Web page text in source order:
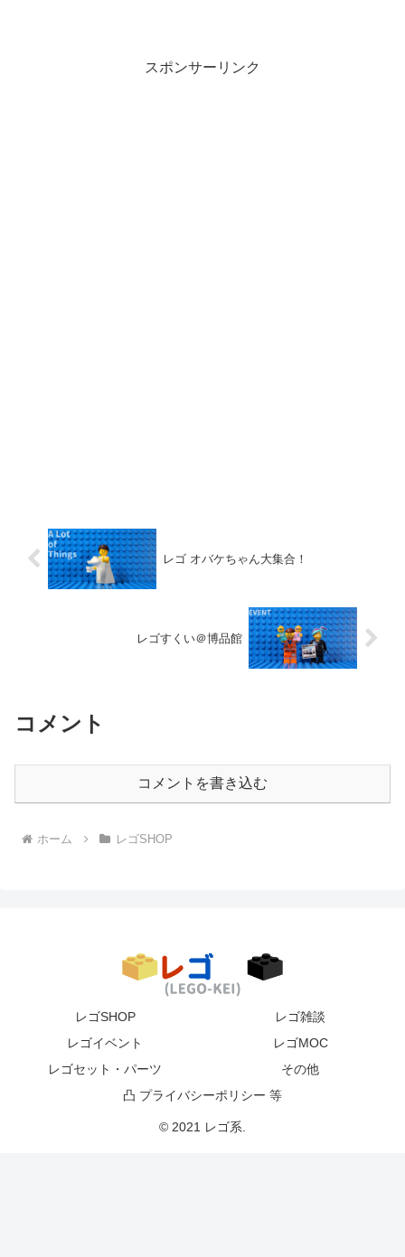
スポンサーリンク
レゴ オバケちゃん大集合！
レゴすくい＠博品館
コメント
コメントを書き込む
ホーム レゴSHOP
レゴSHOP
レゴ雑談
レゴイベント
レゴMOC
レゴセット・パーツ
その他
凸 プライバシーポリシー 等
© 2021 レゴ系.